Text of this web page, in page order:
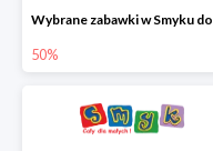
50%